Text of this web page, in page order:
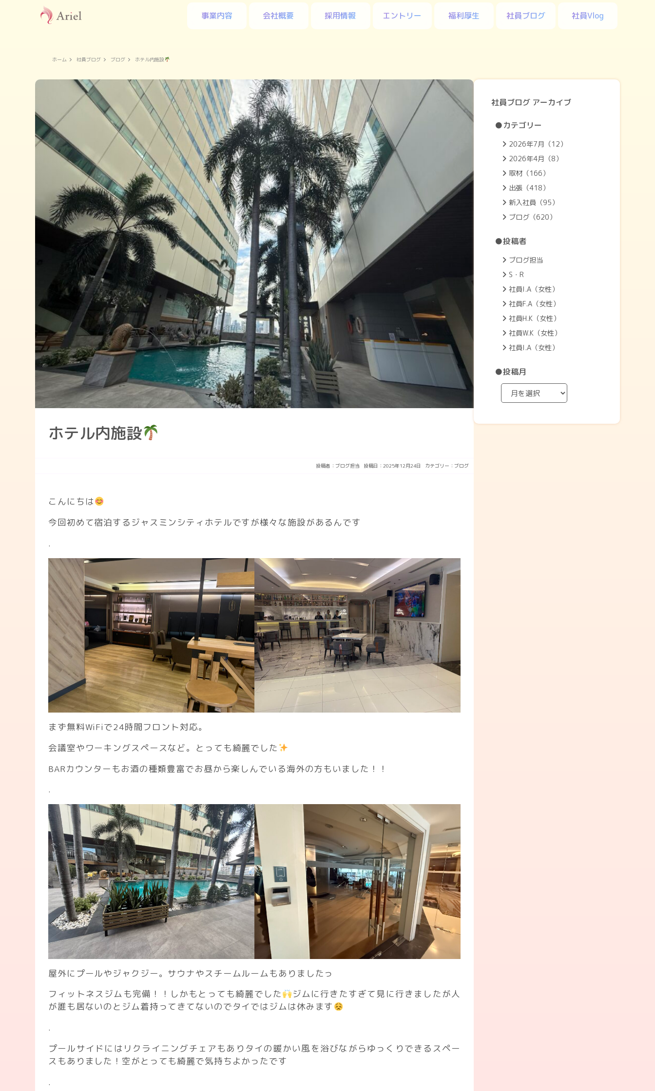
事業内容 会社概要 採用情報 エントリー 福利厚生 社員ブログ 社員Vlog
ホーム 社員ブログ ブログ ホテル内施設
ホテル内施設
投稿者： ブログ担当 投稿日：2025年12月24日 カテゴリー： ブログ
こんにちは
今回初めて宿泊するジャスミンシティホテルですが様々な施設があるんです
.
まず無料WiFiで24時間フロント対応。
会議室やワーキングスペースなど。とっても綺麗でした
BARカウンターもお酒の種類豊富でお昼から楽しんでいる海外の方もいました！！
.
屋外にプールやジャクジー。サウナやスチームルームもありましたっ
フィットネスジムも完備！！しかもとっても綺麗でした
ジムに行きたすぎて見に行きましたが人
が誰も居ないのとジム着持ってきてないのでタイではジムは休みます
.
プールサイドにはリクライニングチェアもありタイの暖かい風を浴びながらゆっくりできるスペー
スもありました！空がとっても綺麗で気持ちよかったです
.
社員ブログ アーカイブ
●カテゴリー
2026年7月（12）
2026年4月（8）
取材（166）
出張（418）
新入社員（95）
ブログ（620）
●投稿者
ブログ担当
S・R
社員I.A（女性）
社員F.A（女性）
社員H.K（女性）
社員W.K（女性）
社員I.A（女性）
●投稿月